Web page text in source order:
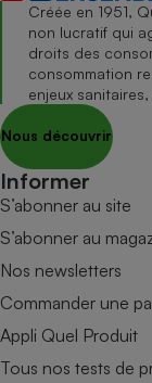
Créée en 1951,
non lucratif qui
droits des
consommation
enjeux
Nous découvrir
Informer
S’abonner au site
S’abonner au
Nos newsletters
Commander une
Appli Quel Produit
Tous nos tests de